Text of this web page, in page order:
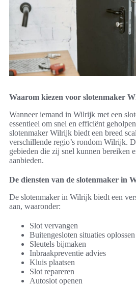
Waarom kiezen voor slotenmaker
Wanneer iemand in Wilrijk met een
essentieel om snel en efficiënt
slotenmaker Wilrijk biedt een breed
verschillende regio’s rondom Wilrijk.
gebieden die zij snel kunnen bereiken
aanbieden.
De diensten van de slotenmaker in
De slotenmaker in Wilrijk biedt een
aan, waaronder:
Slot vervangen
Buitengesloten situaties oplossen
Sleutels bijmaken
Inbraakpreventie advies
Kluis plaatsen
Slot repareren
Autoslot openen